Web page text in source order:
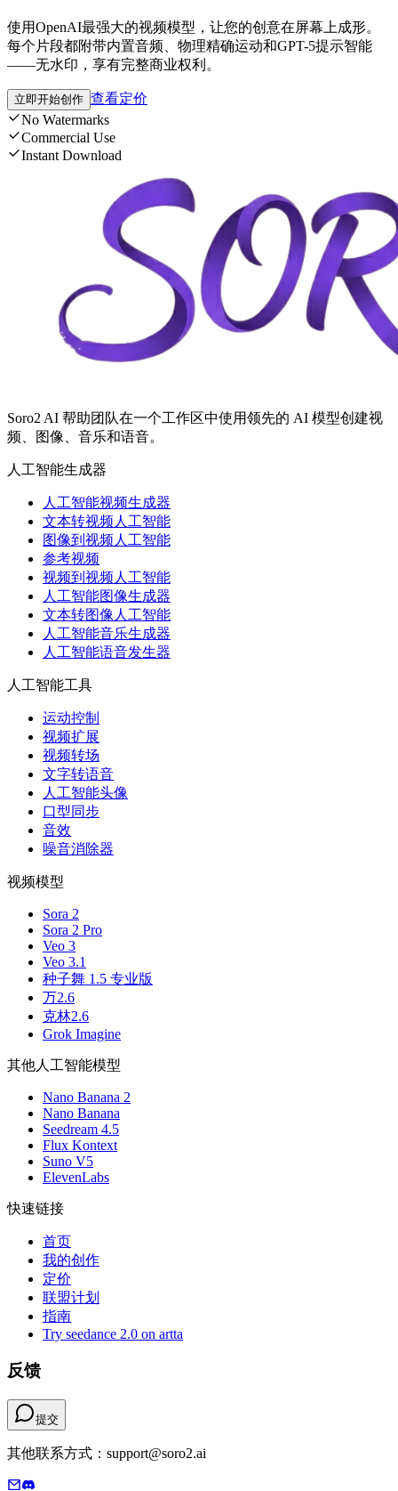
使用OpenAI最强大的视频模型，让您的创意在屏幕上成形。
每个片段都附带内置音频、物理精确运动和GPT-5提示智能
——无水印，享有完整商业权利。
立即开始创作 查看定价
No Watermarks
Commercial Use
Instant Download
Soro2 AI 帮助团队在一个工作区中使用领先的 AI 模型创建视
频、图像、音乐和语音。
人工智能生成器
人工智能视频生成器
文本转视频人工智能
图像到视频人工智能
参考视频
视频到视频人工智能
人工智能图像生成器
文本转图像人工智能
人工智能音乐生成器
人工智能语音发生器
人工智能工具
运动控制
视频扩展
视频转场
文字转语音
人工智能头像
口型同步
音效
噪音消除器
视频模型
Sora 2
Sora 2 Pro
Veo 3
Veo 3.1
种子舞 1.5 专业版
万2.6
克林2.6
Grok Imagine
其他人工智能模型
Nano Banana 2
Nano Banana
Seedream 4.5
Flux Kontext
Suno V5
ElevenLabs
快速链接
首页
我的创作
定价
联盟计划
指南
Try seedance 2.0 on artta
反馈
提交
其他联系方式：support@soro2.ai